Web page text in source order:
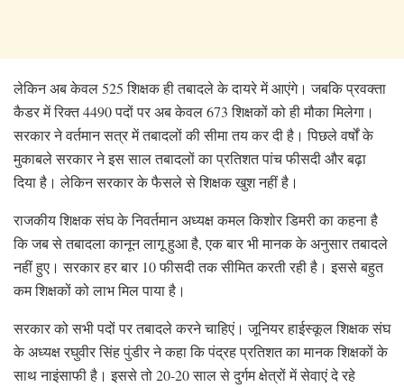
लेकिन अब केवल 525 शिक्षक ही तबादले के दायरे में आएंगे। जबकि प्रवक्ता
कैडर में रिक्त 4490 पदों पर अब केवल 673 शिक्षकों को ही मौका मिलेगा।
सरकार ने वर्तमान सत्र में तबादलों की सीमा तय कर दी है। पिछले वर्षों के
मुकाबले सरकार ने इस साल तबादलों का प्रतिशत पांच फीसदी और बढ़ा
दिया है। लेकिन सरकार के फैसले से शिक्षक खुश नहीं है।
राजकीय शिक्षक संघ के निवर्तमान अध्यक्ष कमल किशोर डिमरी का कहना है
कि जब से तबादला कानून लागू हुआ है, एक बार भी मानक के अनुसार तबादले
नहीं हुए। सरकार हर बार 10 फीसदी तक सीमित करती रही है। इससे बहुत
कम शिक्षकों को लाभ मिल पाया है।
सरकार को सभी पदों पर तबादले करने चाहिएं। जूनियर हाईस्कूल शिक्षक संघ
के अध्यक्ष रघुवीर सिंह पुंडीर ने कहा कि पंद्रह प्रतिशत का मानक शिक्षकों के
साथ नाइंसाफी है। इससे तो 20-20 साल से दुर्गम क्षेत्रों में सेवाएं दे रहे